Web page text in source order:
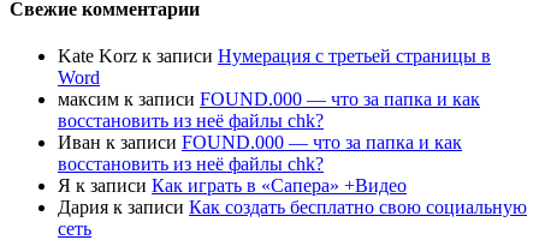
Свежие комментарии
Kate Korz к записи Нумерация с третьей страницы в
Word
максим к записи FOUND.000 — что за папка и как
восстановить из неё файлы chk?
Иван к записи FOUND.000 — что за папка и как
восстановить из неё файлы chk?
Я к записи Как играть в «Сапера» +Видео
Дария к записи Как создать бесплатно свою социальную
сеть